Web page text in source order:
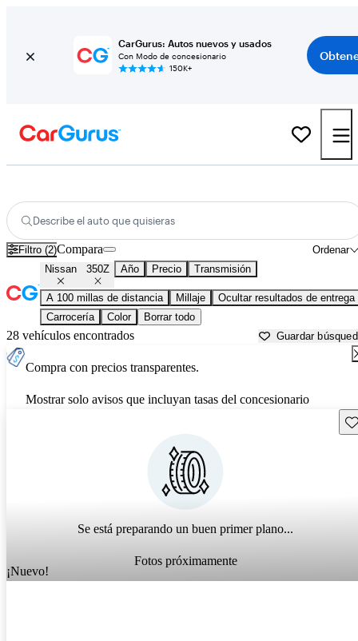
CarGurus: Autos nuevos y usados
Con Modo de concesionario
150K+
Describe el auto que quisieras
Filtro (2) Ordenar
Compara
Nissan 350Z Año Precio Transmisión
A 100 millas de distancia Millaje
Ocultar resultados de entrega
Carrocería
Color Borrar todo
28 vehículos encontrados Guardar
Compra con precios transparentes.
Mostrar solo avisos que incluyan tasas del concesionario
Se está preparando un buen primer plano...
Fotos próximamente
¡Nuevo!